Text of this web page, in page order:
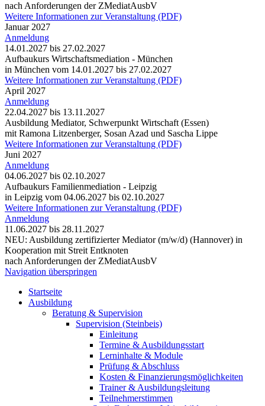
nach Anforderungen der ZMediatAusbV
Weitere Informationen zur Veranstaltung (PDF)
Januar 2027
Anmeldung
14.01.2027 bis 27.02.2027
Aufbaukurs Wirtschaftsmediation - München
in München vom 14.01.2027 bis 27.02.2027
Weitere Informationen zur Veranstaltung (PDF)
April 2027
Anmeldung
22.04.2027 bis 13.11.2027
Ausbildung Mediator, Schwerpunkt Wirtschaft (Essen)
mit Ramona Litzenberger, Sosan Azad und Sascha Lippe
Weitere Informationen zur Veranstaltung (PDF)
Juni 2027
Anmeldung
04.06.2027 bis 02.10.2027
Aufbaukurs Familienmediation - Leipzig
in Leipzig vom 04.06.2027 bis 02.10.2027
Weitere Informationen zur Veranstaltung (PDF)
Anmeldung
11.06.2027 bis 28.11.2027
NEU: Ausbildung zertifizierter Mediator (m/w/d) (Hannover) in
Kooperation mit Streit Entknoten
nach Anforderungen der ZMediatAusbV
Navigation überspringen
Startseite
Ausbildung
Beratung & Supervision
Supervision (Steinbeis)
Einleitung
Termine & Ausbildungsstart
Lerninhalte & Module
Prüfung & Abschluss
Kosten & Finanzierungsmöglichkeiten
Trainer & Ausbildungsleitung
Teilnehmerstimmen